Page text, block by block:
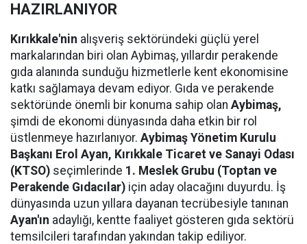
HAZIRLANIYOR
Kırıkkale'nin alışveriş sektöründeki güçlü yerel
markalarından biri olan Aybimaş, yıllardır perakende
gıda alanında sunduğu hizmetlerle kent ekonomisine
katkı sağlamaya devam ediyor. Gıda ve perakende
sektöründe önemli bir konuma sahip olan Aybimaş,
şimdi de ekonomi dünyasında daha etkin bir rol
üstlenmeye hazırlanıyor. Aybimaş Yönetim Kurulu
Başkanı Erol Ayan, Kırıkkale Ticaret ve Sanayi Odası
(KTSO) seçimlerinde 1. Meslek Grubu (Toptan ve
Perakende Gıdacılar) için aday olacağını duyurdu. İş
dünyasında uzun yıllara dayanan tecrübesiyle tanınan
Ayan'ın adaylığı, kentte faaliyet gösteren gıda sektörü
temsilcileri tarafından yakından takip ediliyor.